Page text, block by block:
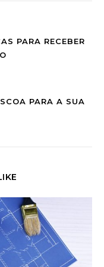
PARA RECEBER
PARA A SUA